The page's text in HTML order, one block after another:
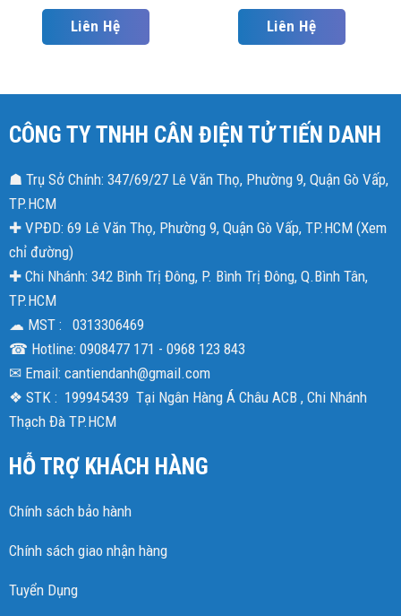
Liên Hệ Liên Hệ
CÔNG TY TNHH CÂN ĐIỆN TỬ TIẾN DANH
☗ Trụ Sở Chính: 347/69/27 Lê Văn Thọ, Phường 9, Quận Gò Vấp,
TP.HCM
✚ VPĐD: 69 Lê Văn Thọ, Phường 9, Quận Gò Vấp, TP.HCM (Xem
chỉ đường)
✚ Chi Nhánh: 342 Bình Trị Đông, P. Bình Trị Đông, Q.Bình Tân,
TP.HCM
☁ MST : 0313306469
☎ Hotline: 0908477 171 - 0968 123 843
✉ Email: cantiendanh@gmail.com
❖ STK : 199945439 Tại Ngân Hàng Á Châu ACB , Chi Nhánh
Thạch Đà TP.HCM
HỖ TRỢ KHÁCH HÀNG
Chính sách bảo hành
Chính sách giao nhận hàng
Tuyển Dụng